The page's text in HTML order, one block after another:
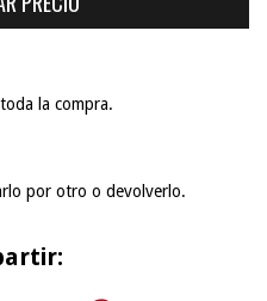
la compra.
por otro o devolverlo.